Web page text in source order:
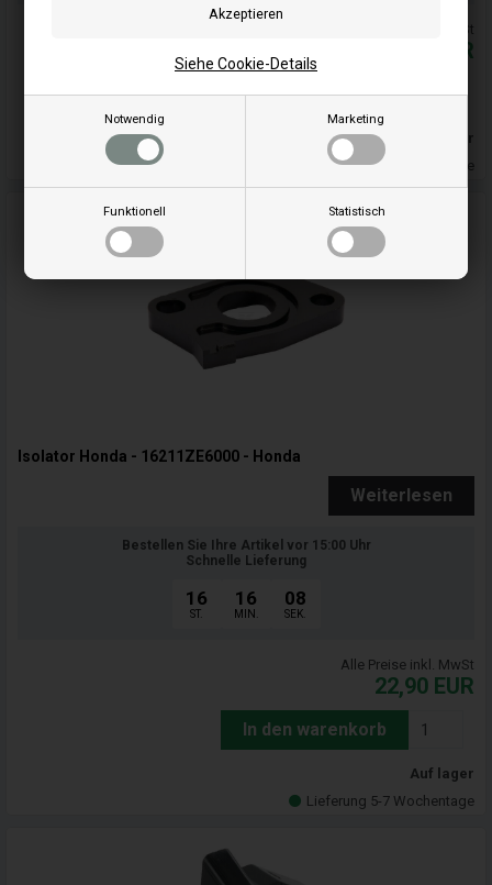
Notwendig Marketing
Funktionell Statistisch
Siehe Cookie-Details
Alle Preise inkl. MwSt
EUR
In den warenkorb
Auf lager
Lieferung 5-7 Wochentage
Isolator Honda - 16211ZE6000 - Honda
Weiterlesen
Bestellen Sie Ihre Artikel vor 15:00 Uhr
Schnelle Lieferung
16
ST.
16
MIN.
07
SEK.
Alle Preise inkl. MwSt
22,90 EUR
In den warenkorb
Auf lager
Lieferung 5-7 Wochentage